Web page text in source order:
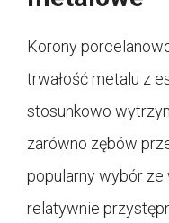
Korony
trwałość metalu z
stosunkowo
zarówno zębów
popularny wybór ze
relatywnie